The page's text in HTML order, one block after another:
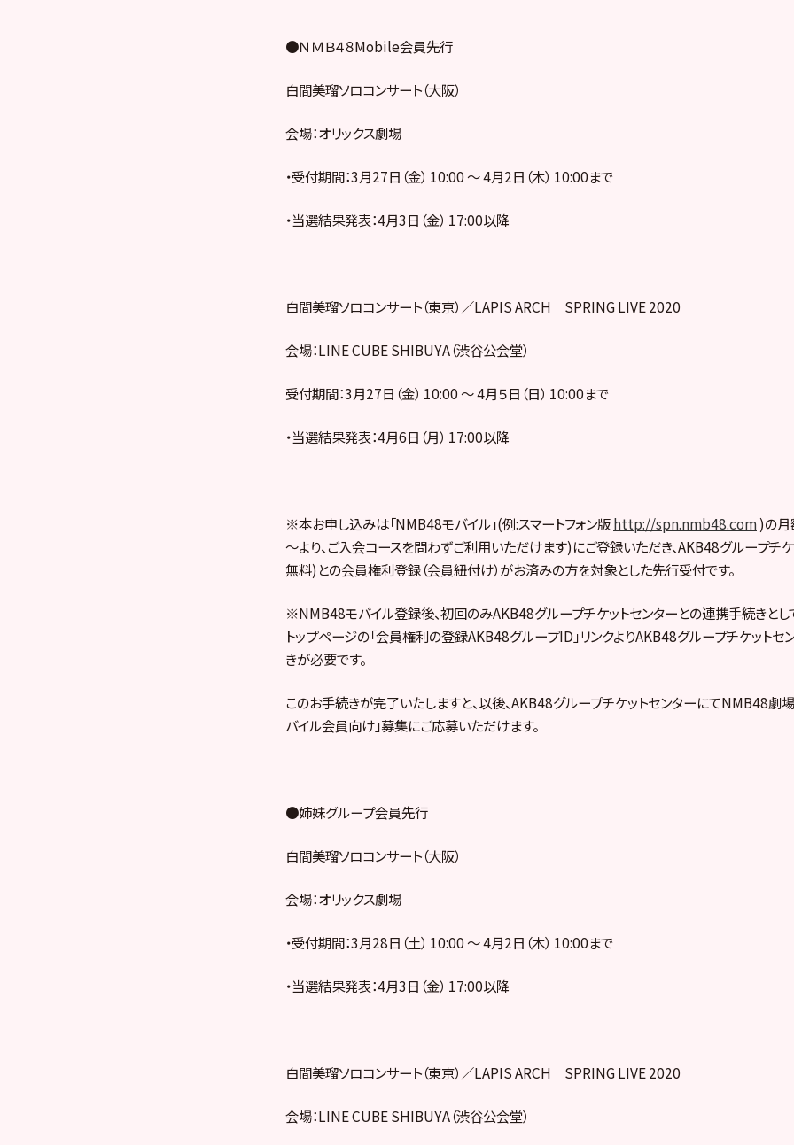
●ＮＭＢ４８Mobile会員先行
白間美瑠ソロコンサート（大阪）
会場：オリックス劇場
・受付期間：3月27日（金） 10:00 ～ 4月2日（木） 10:00まで
・当選結果発表：4月3日（金） 17:00以降
白間美瑠ソロコンサート（東京）／LAPIS ARCH SPRING LIVE 2020
会場：LINE CUBE SHIBUYA（渋谷公会堂）
受付期間：3月27日（金） 10:00 ～ 4月５日（日） 10:00まで
・当選結果発表：4月6日（月） 17:00以降
※本お申し込みは「NMB48モバイル」(例:スマートフォン版http://spn.nmb48.com)の
～より、ご入会コースを問わずご利用いただけます)にご登録いただき、AKB48グループチ
無料)との会員権利登録（会員紐付け）がお済みの方を対象とした先行受付です。
※NMB48モバイル登録後、初回のみAKB48グループチケットセンターとの連携手続きとし
トップページの「会員権利の登録AKB48グループID」リンクよりAKB48グループチケット
きが必要です。
このお手続きが完了いたしますと、以後、AKB48グループチケットセンターにてNMB48劇
バイル会員向け」募集にご応募いただけます。
●姉妹グループ会員先行
白間美瑠ソロコンサート（大阪）
会場：オリックス劇場
・受付期間：3月28日（土） 10:00 ～ 4月2日（木） 10:00まで
・当選結果発表：4月3日（金） 17:00以降
白間美瑠ソロコンサート（東京）／LAPIS ARCH SPRING LIVE 2020
会場：LINE CUBE SHIBUYA（渋谷公会堂）